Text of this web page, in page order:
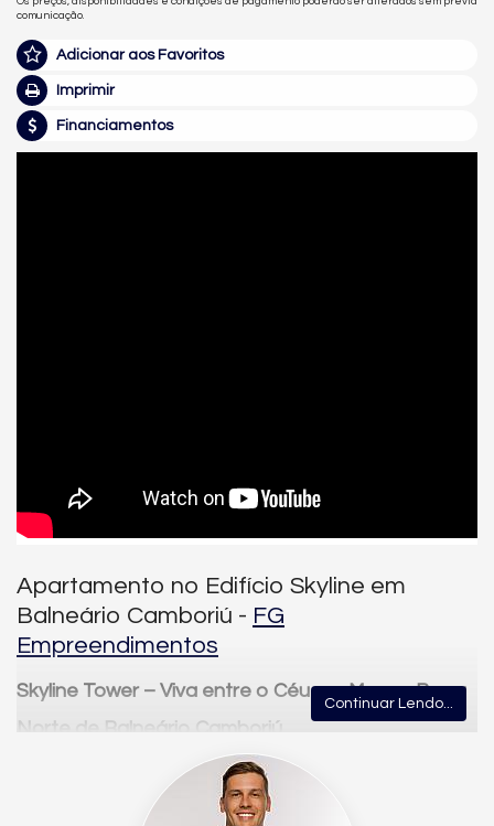
comunicação.
Adicionar aos Favoritos
Imprimir
Financiamentos
Apartamento no Edifício Skyline em
Balneário Camboriú - FG
Empreendimentos
Skyline Tower – Viva entre o Céu e o Mar na Barra
Norte de Balneário Camboriú
200 metros do mar , oSkyline Tower
quem deseja morar com elegância, praticidade e contato com
a natureza, em uma das regiões mais desejadas da cidade.
Continuar Lendo...